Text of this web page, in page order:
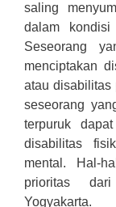
saling
dalam
Seseorang
menciptakan
atau disabilitas
seseorang
terpuruk
disabilitas
mental. Hal-
prioritas
Yogyakarta.